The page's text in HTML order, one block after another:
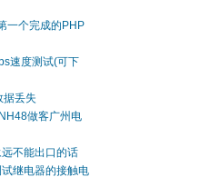
一个完成的PHP
速度测试(可下
据丢失
做客广州电
不能出口的话
继电器的接触电